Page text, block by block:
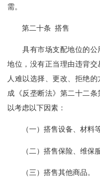
需。
第二十条 搭售
具有市场支配地位的公
地位，没有正当理由违背
人难以选择、更改、拒绝
成《反垄断法》第二十二
以考虑以下因素：
（一）搭售设备、材料等
（二）搭售保险、维保服
（三）搭售其他商品。